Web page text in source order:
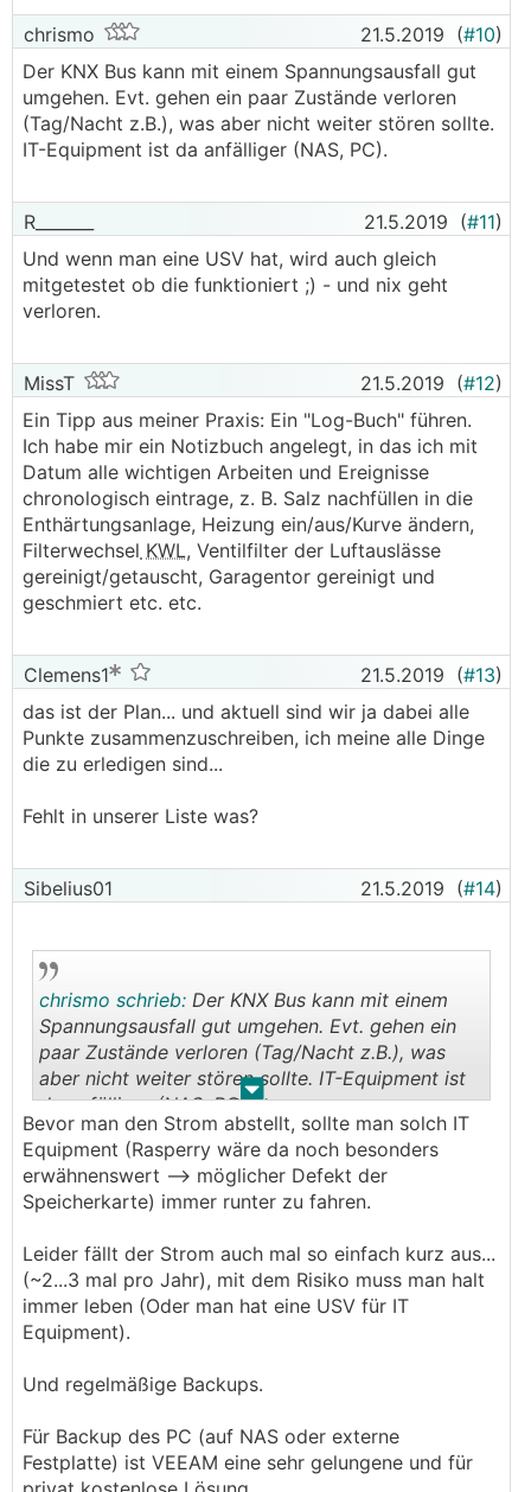
chrismo 21.5.2019 (#10)
Der KNX Bus kann mit einem Spannungsausfall gut
umgehen. Evt. gehen ein paar Zustände verloren
(Tag/Nacht z.B.), was aber nicht weiter stören sollte.
IT-Equipment ist da anfälliger (NAS, PC).
R_______ 21.5.2019 (#11)
Und wenn man eine USV hat, wird auch gleich
mitgetestet ob die funktioniert ;) - und nix geht
verloren.
MissT 21.5.2019 (#12)
Ein Tipp aus meiner Praxis: Ein "Log-Buch" führen.
Ich habe mir ein Notizbuch angelegt, in das ich mit
Datum alle wichtigen Arbeiten und Ereignisse
chronologisch eintrage, z. B. Salz nachfüllen in die
Enthärtungsanlage, Heizung ein/aus/Kurve ändern,
Filterwechsel KWL, Ventilfilter der Luftauslässe
gereinigt/getauscht, Garagentor gereinigt und
geschmiert etc. etc.
Clemens1 21.5.2019 (#13)
das ist der Plan... und aktuell sind wir ja dabei alle
Punkte zusammenzuschreiben, ich meine alle Dinge
die zu erledigen sind...
Fehlt in unserer Liste was?
Sibelius01 21.5.2019 (#14)
. .
chrismo schrieb: Der KNX Bus kann mit einem
Spannungsausfall gut umgehen. Evt. gehen ein
paar Zustände verloren (Tag/Nacht z.B.), was
aber nicht weiter stören sollte. IT-Equipment ist
da anfälliger (NAS, PC).
Bevor man den Strom abstellt, sollte man solch IT
Equipment (Rasperry wäre da noch besonders
erwähnenswert --> möglicher Defekt der
Speicherkarte) immer runter zu fahren.
Leider fällt der Strom auch mal so einfach kurz aus...
(~2...3 mal pro Jahr), mit dem Risiko muss man halt
immer leben (Oder man hat eine USV für IT
Equipment).
Und regelmäßige Backups.
Für Backup des PC (auf NAS oder externe
Festplatte) ist VEEAM eine sehr gelungene und für